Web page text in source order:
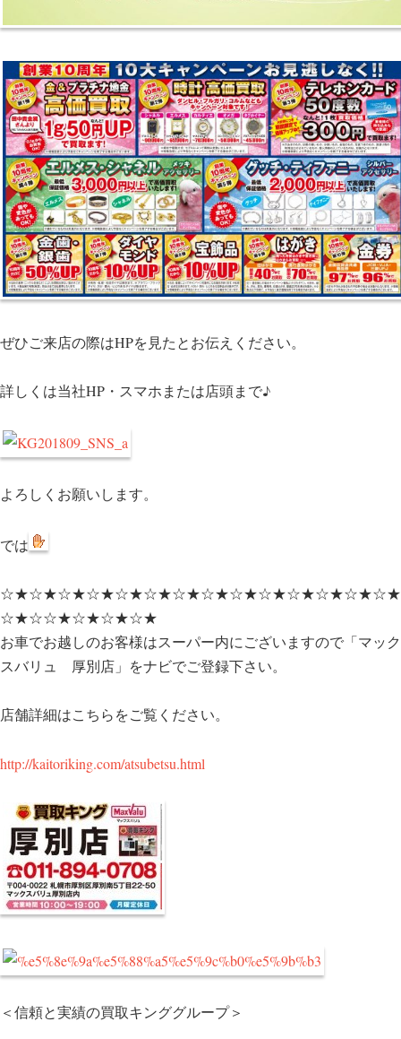
ぜひご来店の際はHPを見たとお伝えください。
詳しくは当社HP・スマホまたは店頭まで♪
よろしくお願いします。
では
☆★☆★☆★☆★☆★☆★☆★☆★☆★☆★☆★☆★☆★☆★
☆★☆☆★☆★☆★☆★
お車でお越しのお客様はスーパー内にございますので「マック
スバリュ 厚別店」をナビでご登録下さい。
店舗詳細はこちらをご覧ください。
http://kaitoriking.com/atsubetsu.html
＜信頼と実績の買取キンググループ＞